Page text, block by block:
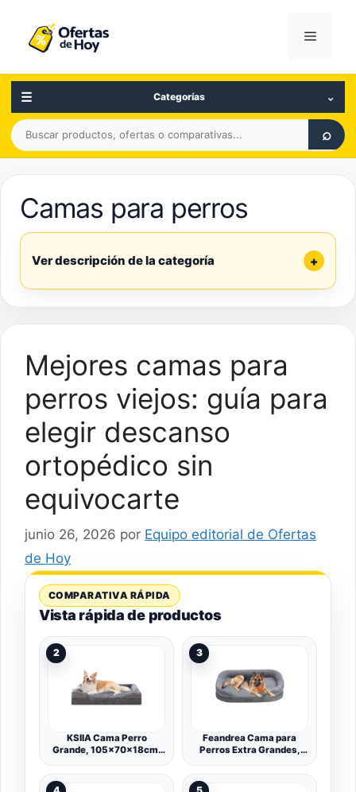
contenido
Menú
☰ Categorías ⌄
Buscar
productos,
comparativas
⌕
Camas para perros
Ver descripción de la categoría +
Mejores camas para
perros viejos: guía para
elegir descanso
ortopédico sin
equivocarte
junio 26, 2026 por Equipo editorial de Ofertas
de Hoy
COMPARATIVA RÁPIDA
Vista rápida de productos
2
KSIIA Cama Perro
Grande, 105x70x18cm,
Desenfundable, Fondo
Antideslizante, Cama
3
Feandrea Cama para
Perros Extra Grandes,
Ortopédica, Espuma de
Nido de Abeja, Forro